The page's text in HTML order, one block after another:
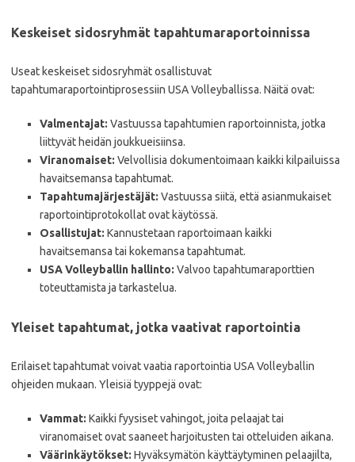
Keskeiset sidosryhmät tapahtumaraportoinnissa
Useat keskeiset sidosryhmät osallistuvat
tapahtumaraportointiprosessiin USA Volleyballissa. Näitä ovat:
Valmentajat: Vastuussa tapahtumien raportoinnista, jotka
liittyvät heidän joukkueisiinsa.
Viranomaiset: Velvollisia dokumentoimaan kaikki kilpailuissa
havaitsemansa tapahtumat.
Tapahtumajärjestäjät: Vastuussa siitä, että asianmukaiset
raportointiprotokollat ovat käytössä.
Osallistujat: Kannustetaan raportoimaan kaikki
havaitsemansa tai kokemansa tapahtumat.
USA Volleyballin hallinto: Valvoo tapahtumaraporttien
toteuttamista ja tarkastelua.
Yleiset tapahtumat, jotka vaativat raportointia
Erilaiset tapahtumat voivat vaatia raportointia USA Volleyballin
ohjeiden mukaan. Yleisiä tyyppejä ovat:
Vammat: Kaikki fyysiset vahingot, joita pelaajat tai
viranomaiset ovat saaneet harjoitusten tai otteluiden aikana.
Väärinkäytökset: Hyväksymätön käyttäytyminen pelaajilta,